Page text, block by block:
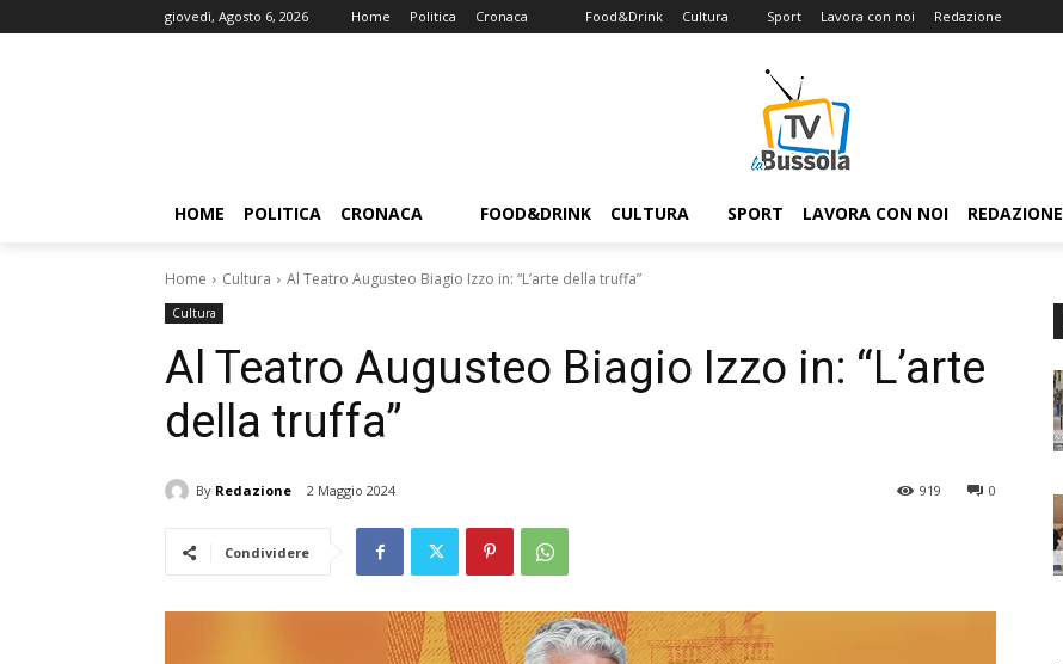
giovedì, Agosto 6, 2026 Home Politica Cronaca Food&Drink Cultura Sport Lavora con noi Redazione
HOME POLITICA CRONACA FOOD&DRINK CULTURA SPORT LAVORA CON NOI REDAZIONE
Home Cultura Al Teatro Augusteo Biagio Izzo in: “L’arte della truffa”
Cultura
Al Teatro Augusteo Biagio Izzo in: “L’arte
della truffa”
By Redazione 2 Maggio 2024 0
919
Condividere